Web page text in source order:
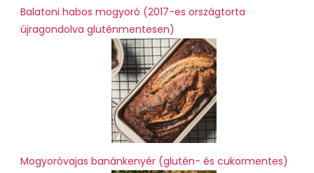
Balatoni habos mogyoró (2017-es országtorta
újragondolva gluténmentesen)
Mogyoróvajas banánkenyér (glutén- és cukormentes)